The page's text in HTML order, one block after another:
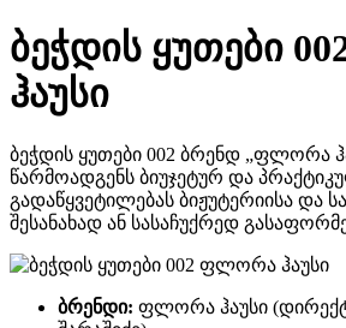
ბეჭდის ყუთები
ჰაუსი
ბეჭდის ყუთები 002 ბრენდ „ფლორა
წარმოადგენს ბიუჯეტურ და
გადაწყვეტილებას ბიჟუტერიისა და
შესანახად ან სასაჩუქრედ
ბრენდი: ფლორა ჰაუსი